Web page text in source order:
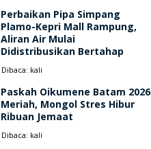
Perbaikan Pipa Simpang
Plamo-Kepri Mall Rampung,
Aliran Air Mulai
Didistribusikan Bertahap
Dibaca: kali
Paskah Oikumene Batam 2026
Meriah, Mongol Stres Hibur
Ribuan Jemaat
Dibaca: kali